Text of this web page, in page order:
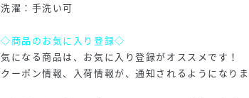
洗濯：手洗い可
◇商品のお気に入り登録◇
気になる商品は、お気に入り登録がオススメです！
クーポン情報、入荷情報が、通知されるようになりま